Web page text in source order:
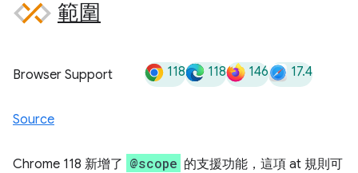
範圍
Browser Support 118 118 146 17.4
Source
Chrome 118 新增了 @scope 的支援功能，這項 at 規則可